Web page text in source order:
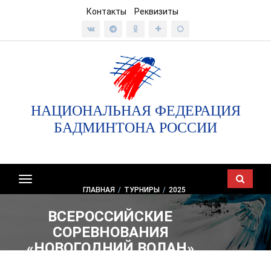
Контакты Реквизиты
НАЦИОНАЛЬНАЯ ФЕДЕРАЦИЯ
БАДМИНТОНА РОССИИ
Показать/
скрыть
ГЛАВНАЯ / ТУРНИРЫ / 2025
ВСЕРОССИЙСКИЕ
СОРЕВНОВАНИЯ
«НОВОГОДНИЙ ВОЛАН»